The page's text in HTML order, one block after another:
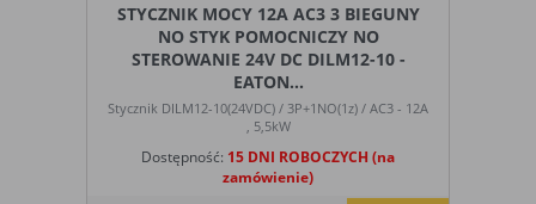
STYCZNIK MOCY 12A AC3 3 BIEGUNY
NO STYK POMOCNICZY NO
STEROWANIE 24V DC DILM12-10 -
EATON...
Stycznik DILM12-10(24VDC) / 3P+1NO(1z) / AC3 - 12A
, 5,5kW
Dostępność: 15 DNI ROBOCZYCH (na
zamówienie)